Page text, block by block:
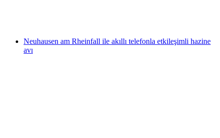
Neuhausen am Rheinfall ile akıllı telefonla etkileşimli hazine
avı